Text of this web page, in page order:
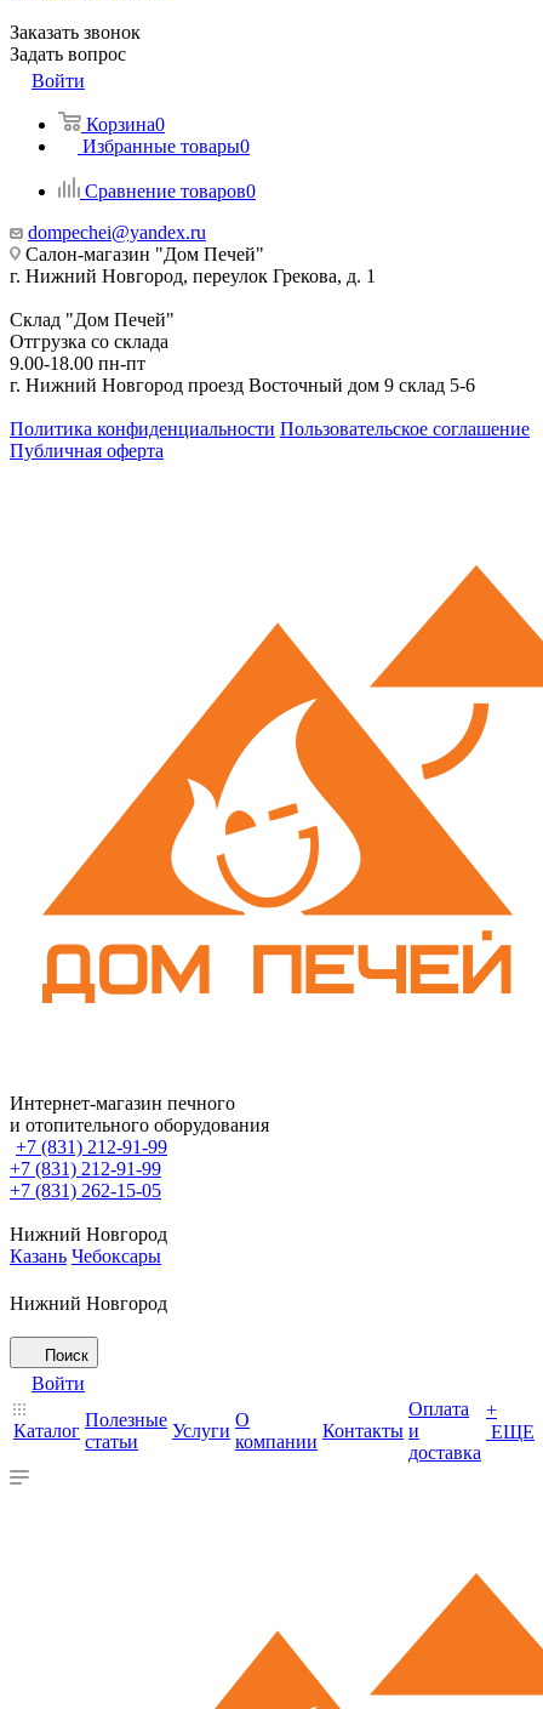
Заказать звонок
Задать вопрос
Войти
Корзина0
Избранные товары0
Сравнение товаров0
dompechei@yandex.ru
Салон-магазин "Дом Печей"
г. Нижний Новгород, переулок Грекова, д. 1
Склад "Дом Печей"
Отгрузка со склада
9.00-18.00 пн-пт
г. Нижний Новгород проезд Восточный дом 9 склад 5-6
Политика конфиденциальности Пользовательское соглашение
Публичная оферта
Интернет-магазин печного
и отопительного оборудования
+7 (831) 212-91-99
+7 (831) 212-91-99
+7 (831) 262-15-05
Нижний Новгород
Казань Чебоксары
Нижний Новгород
Поиск
Войти
Каталог
Полезные
статьи
Услуги
О
компании
Контакты
Оплата
и
доставка
+
ЕЩЕ